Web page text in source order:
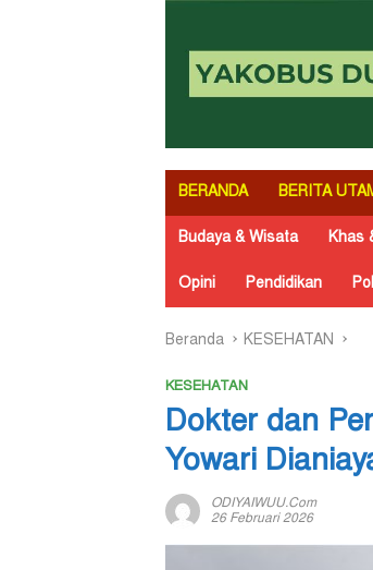
BERANDA BERITA
Budaya & Wisata Khas
Opini Pendidikan
Beranda KESEHATAN
KESEHATAN
Dokter dan
Yowari
ODIYAIWUU.com
26 Februari 2026